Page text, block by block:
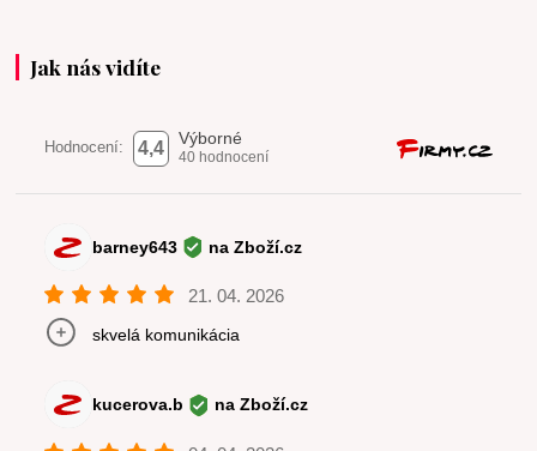
Jak nás vidíte